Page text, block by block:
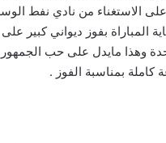
الاستغناء من نادي نفط
المباراة بفوز ديواني كبير
وهذا مايدل على حب
بمناسبة الفوز .